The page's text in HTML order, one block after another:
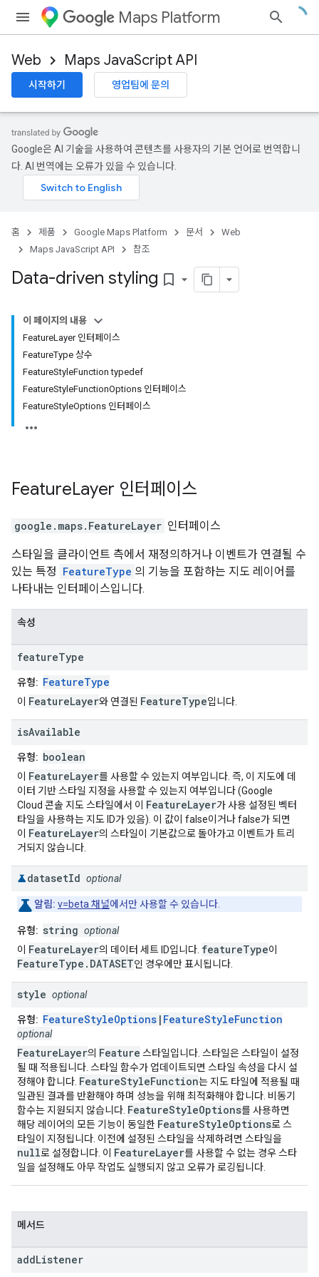
Maps Platform
Web Maps JavaScript API
시작하기 영업팀에 문의
Google은 AI 기술을 사용하여 콘텐츠를 사용자의 기본 언어로 번역합니
다. AI 번역에는 오류가 있을 수 있습니다.
홈 제품 Google Maps Platform 문서
Web
Maps JavaScript API
참조
Data-driven styling bookmark_border
이 페이지의 내용
FeatureLayer 인터페이스
FeatureType 상수
FeatureStyleFunction typedef
FeatureStyleFunctionOptions 인터페이스
FeatureStyleOptions 인터페이스
FeatureLayer 인터페이스
google.maps. FeatureLayer 인터페이스
스타일을 클라이언트 측에서 재정의하거나 이벤트가 연결될 수
있는 특정 FeatureType 의 기능을 포함하는 지도 레이어를
나타내는 인터페이스입니다.
속성
featureType
유형: FeatureType
이 FeatureLayer와 연결된 FeatureType입니다.
isAvailable
유형: boolean
이 FeatureLayer를 사용할 수 있는지 여부입니다. 즉, 이 지도에 데
이터 기반 스타일 지정을 사용할 수 있는지 여부입니다 (Google
Cloud 콘솔 지도 스타일에서 이 FeatureLayer가 사용 설정된 벡터
타일을 사용하는 지도 ID가 있음). 이 값이 false이거나 false가 되면
이 FeatureLayer의 스타일이 기본값으로 돌아가고 이벤트가 트리
거되지 않습니다.
datasetId optional
알림: v=beta 채널에서만 사용할 수 있습니다.
유형: string optional
이 FeatureLayer의 데이터 세트 ID입니다. featureType이
FeatureType.DATASET인 경우에만 표시됩니다.
style optional
유형: FeatureStyleOptions | FeatureStyleFunction
optional
FeatureLayer의 Feature 스타일입니다. 스타일은 스타일이 설정
될 때 적용됩니다. 스타일 함수가 업데이트되면 스타일 속성을 다시 설
정해야 합니다. FeatureStyleFunction는 지도 타일에 적용될 때
일관된 결과를 반환해야 하며 성능을 위해 최적화해야 합니다. 비동기
함수는 지원되지 않습니다. FeatureStyleOptions를 사용하면
해당 레이어의 모든 기능이 동일한 FeatureStyleOptions로 스
타일이 지정됩니다. 이전에 설정된 스타일을 삭제하려면 스타일을
null로 설정합니다. 이 FeatureLayer를 사용할 수 없는 경우 스타
일을 설정해도 아무 작업도 실행되지 않고 오류가 로깅됩니다.
메서드
addListener